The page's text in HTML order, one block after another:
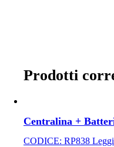
Prodotti
Centralina +
CODICE: RP838